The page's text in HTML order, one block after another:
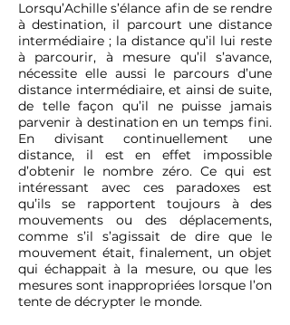
Lorsqu’Achille s’élance afin de se rendre
à destination, il parcourt une distance
intermédiaire ; la distance qu’il lui reste
à parcourir, à mesure qu’il s’avance,
nécessite elle aussi le parcours d’une
distance intermédiaire, et ainsi de suite,
de telle façon qu’il ne puisse jamais
parvenir à destination en un temps fini.
En divisant continuellement une
distance, il est en effet impossible
d’obtenir le nombre zéro. Ce qui est
intéressant avec ces paradoxes est
qu’ils se rapportent toujours à des
mouvements ou des déplacements,
comme s’il s’agissait de dire que le
mouvement était, finalement, un objet
qui échappait à la mesure, ou que les
mesures sont inappropriées lorsque l’on
tente de décrypter le monde.